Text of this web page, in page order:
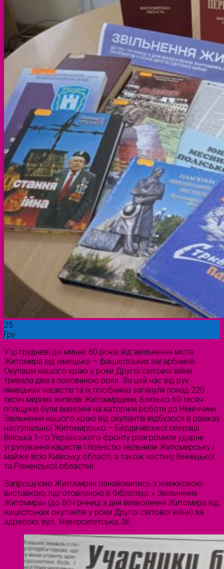
25
Гру
У ці грудневі дні минає 80 років від звільнення міста
Житомира від німецько – фашистських загарбників.
Окупація нашого краю у роки Другої світової війни
тривала два з половиною роки. За цей час від рук
німецьких нацистів та їх посібників загинули понад 220
тисяч мирних жителів Житомирщини, близько 60 тисяч
поліщуків були вивезені на каторжні роботи до Німеччини.
Звільнення нашого краю від окупантів відбулося в рамках
наступальної Житомирсько – Бердичівської операції.
Війська 1-го Українського фронту розгромили ударне
угрупування нацистів і повністю звільнили Житомирську і
майже всю Київську області, а також частину Вінницької
та Рівненської областей.
Запрошуємо Житомирян ознайомитись з книжковою
виставкою, підготовленою в бібліотеці: « Звільнення
Житомира» (до 80-ї річниці з дня визволення Житомира від
нацистських окупантів у роки Другої світової війни) за
адресою: вул. Університетська, 36.